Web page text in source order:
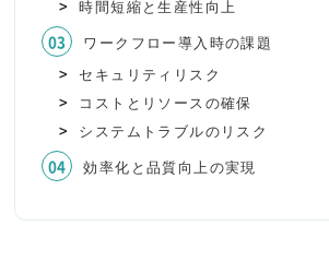
時間短縮と生産性向上
ワークフロー導入時の課題
セキュリティリスク
コストとリソースの確保
システムトラブルのリスク
効率化と品質向上の実現